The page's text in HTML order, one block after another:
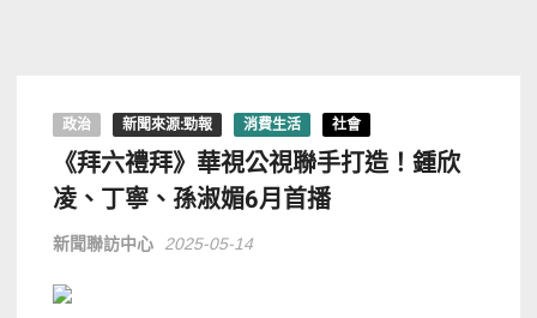
政治 新聞來源:勁報 消費生活 社會
《拜六禮拜》華視公視聯手打造！鍾欣
凌、丁寧、孫淑媚6月首播
新聞聯訪中心 2025-05-14